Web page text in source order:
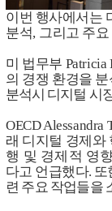
이번 행사에서는
분석, 그리고 주
미 법무부 Patricia
의 경쟁 환경을 분
분석시 디지털 시
OECD Alessandra
래 디지털 경제와
행 및 경제적 영
다고 언급했다. 또
련 주요 작업들을